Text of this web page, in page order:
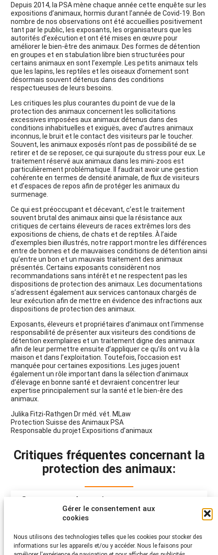
Gérer le consentement aux
cookies
Nous utilisons des technologies telles que les cookies pour stocker des
informations sur les appareils et/ou y accéder. Nous le faisons pour
Depuis 2014, la PSA mène chaque année cette enquête sur les
expositions d’animaux, hormis durant l’année de Covid-19. Bon
nombre de nos observations ont été accueillies positivement
tant par le public, les exposants, les organisateurs que les
autorités d’exécution et ont été mises en œuvre pour
améliorer le bien-être des animaux. Des formes de détention
en groupes et en stabulation libre bien structurées pour
certains animaux en sont l’exemple. Les petits animaux tels
que les lapins, les reptiles et les oiseaux d’ornement sont
désormais souvent détenus dans des conditions
respectueuses de leurs besoins.
Les critiques les plus courantes du point de vue de la
protection des animaux concernent les sollicitations
excessives imposées aux animaux détenus dans des
conditions inhabituelles et exiguës, avec d’autres animaux
inconnus, le bruit et le contact des visiteurs par le toucher.
Souvent, les animaux exposés n’ont pas de possibilité de se
retirer et de se reposer, ce qui surajoute du stress pour eux. Le
traitement réservé aux animaux dans les mini-zoos est
particulièrement problématique. Il faudrait avoir une gestion
cohérente en termes de densité animale, de flux de visiteurs
et d’espaces de repos afin de protéger les animaux du
surmenage.
Ce qui est préoccupant et décevant, c’est le traitement
souvent brutal des animaux ainsi que la résistance aux
critiques de certains éleveurs de races extrêmes lors des
expositions de chiens, de chats et de reptiles. À l’aide
d’exemples bien illustrés, notre rapport montre les différences
entre de bonnes et de mauvaises conditions de détention ainsi
qu’entre un bon et un mauvais traitement des animaux
présentés. Certains exposants considèrent nos
recommandations sans intérêt et ne respectent pas les
dispositions de protection des animaux. Les documentations
s’adressent également aux services cantonaux chargés de
leur exécution afin de mettre en évidence des infractions aux
dispositions de protection des animaux.
Exposants, éleveurs et propriétaires d’animaux ont l’immense
responsabilité de présenter aux visiteurs des conditions de
détention exemplaires et un traitement digne des animaux
afin de leur permettre ensuite d’appliquer ce qu’ils ont vu à la
maison et dans l’exploitation. Toutefois, l’occasion est
manquée pour certaines expositions. Les juges jouent
également un rôle important dans la sélection d’animaux
d’élevage en bonne santé et devraient concentrer leur
expertise principalement sur la santé et le bien-êre des
animaux.
Julika Fitzi-Rathgen Dr méd. vét. MLaw
Protection Suisse des Animaux PSA
Responsable du projet Expositions d’animaux
Critiques fréquentes concernant la
protection des animaux:
Surmenage des animaux